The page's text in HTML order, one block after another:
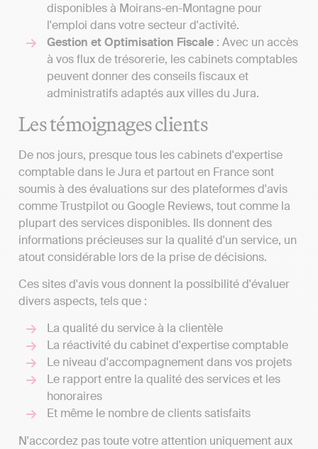
disponibles à Moirans-en-Montagne pour
l'emploi dans votre secteur d'activité.
Gestion et Optimisation Fiscale : Avec un accès
à vos flux de trésorerie, les cabinets comptables
peuvent donner des conseils fiscaux et
administratifs adaptés aux villes du Jura.
Les témoignages clients
De nos jours, presque tous les cabinets d'expertise
comptable dans le Jura et partout en France sont
soumis à des évaluations sur des plateformes d'avis
comme Trustpilot ou Google Reviews, tout comme la
plupart des services disponibles. Ils donnent des
informations précieuses sur la qualité d'un service, un
atout considérable lors de la prise de décisions.
Ces sites d'avis vous donnent la possibilité d'évaluer
divers aspects, tels que :
La qualité du service à la clientèle
La réactivité du cabinet d'expertise comptable
Le niveau d'accompagnement dans vos projets
Le rapport entre la qualité des services et les
honoraires
Et même le nombre de clients satisfaits
N'accordez pas toute votre attention uniquement aux